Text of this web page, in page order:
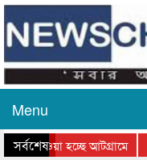
Menu
সর্বশেষ
যাওয়া হচ্ছে আটগ্রামে